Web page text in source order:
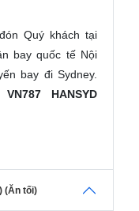
Quý khách tại
bay quốc tế Nội
bay đi Sydney.
HANSYD
(Ăn tối)